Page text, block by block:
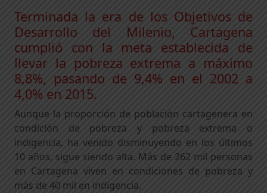
Terminada la era de los Objetivos de
Desarrollo del Milenio, Cartagena
cumplió con la meta establecida de
llevar la pobreza extrema a máximo
8,8%, pasando de 9,4% en el 2002 a
4,0% en 2015.
Aunque la proporción de población cartagenera en
condición de pobreza y pobreza extrema o
indigencia, ha venido disminuyendo en los últimos
10 años, sigue siendo alta. Más de 262 mil personas
en Cartagena viven en condiciones de pobreza y
más de 40 mil en indigencia.